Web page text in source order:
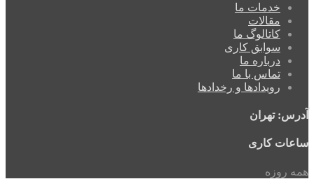
خدمات ما
مقالات
کاتالوگ ما
سوابق کاری
درباره ما
تماس با ما
رویدادها و رخدادها
آدرس: تهران
ساعات کاری
همه روزه